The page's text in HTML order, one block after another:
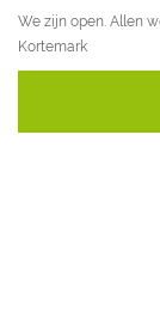
We zijn open. Allen
Kortemark